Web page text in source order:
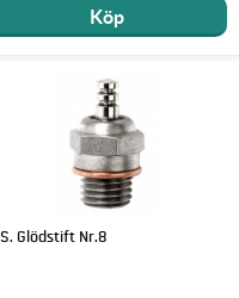
Köp
Glödstift Nr.8